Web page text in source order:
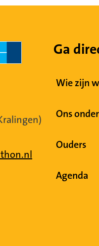
Ga
Wie zijn
Ons
Ouders
Agenda